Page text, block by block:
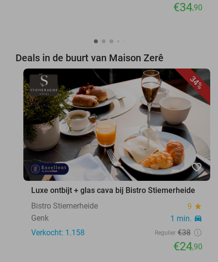
€34,90
Deals in de buurt van Maison Zerê
34%
favorite_border
Luxe ontbijt + glas cava bij Bistro Stiemerheide
Bistro Stiemerheide
9 star
Genk 1 min. directions_car
Verkocht: 1.158 Regulier €38
€24,90